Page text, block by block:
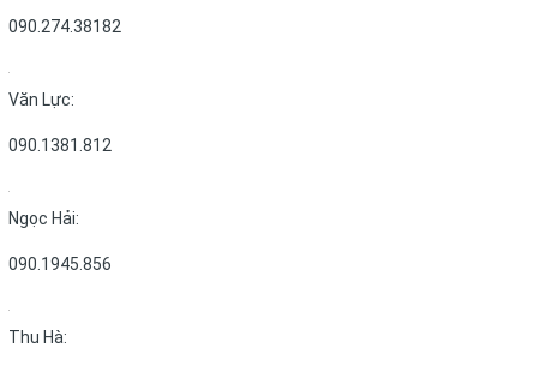
090.274.38182
Văn Lực:
090.1381.812
Ngọc Hải:
090.1945.856
Thu Hà: